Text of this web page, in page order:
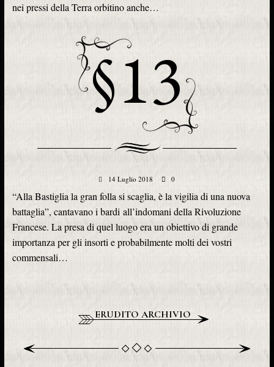
nei pressi della Terra orbitino anche…
§13
14 Luglio 2018 0
“Alla Bastiglia la gran folla si scaglia, è la vigilia di una nuova
battaglia”, cantavano i bardi all’indomani della Rivoluzione
Francese. La presa di quel luogo era un obiettivo di grande
importanza per gli insorti e probabilmente molti dei vostri
commensali…
ERUDITO ARCHIVIO